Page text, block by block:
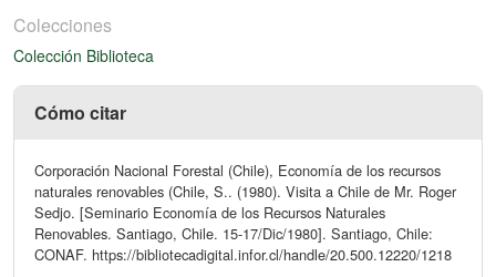
Colecciones
Colección Biblioteca
Cómo citar
Corporación Nacional Forestal (Chile), Economía de los recursos
naturales renovables (Chile, S.. (1980). Visita a Chile de Mr. Roger
Sedjo. [Seminario Economía de los Recursos Naturales
Renovables. Santiago, Chile. 15-17/Dic/1980]. Santiago, Chile:
CONAF. https://bibliotecadigital.infor.cl/handle/20.500.12220/1218